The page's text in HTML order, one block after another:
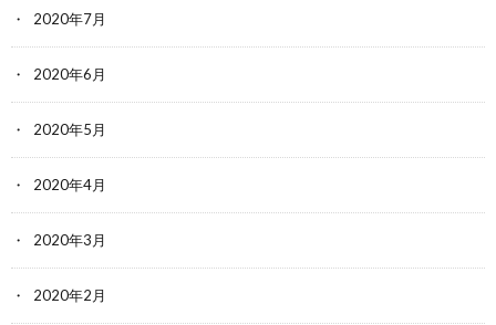
2020年7月
2020年6月
2020年5月
2020年4月
2020年3月
2020年2月